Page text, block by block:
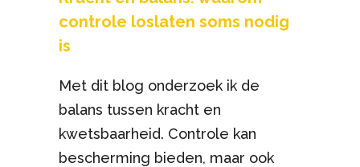
controle loslaten soms nodig
is
Met dit blog onderzoek ik de
balans tussen kracht en
kwetsbaarheid. Controle kan
bescherming bieden, maar ook